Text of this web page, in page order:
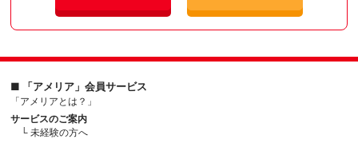
■ 「アメリア」会員サービス
「アメリアとは？」
サービスのご案内
└ 未経験の方へ